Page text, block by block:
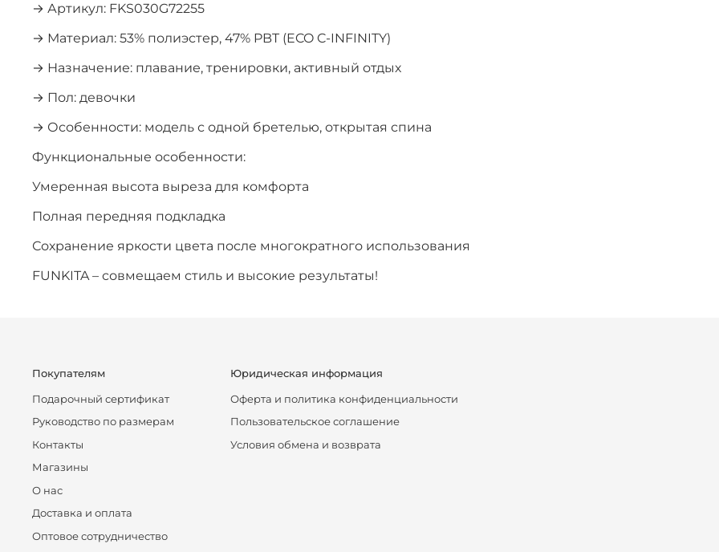
→ Артикул: FKS030G72255
→ Материал: 53% полиэстер, 47% PBT (ECO C-INFINITY)
→ Назначение: плавание, тренировки, активный отдых
→ Пол: девочки
→ Особенности: модель с одной бретелью, открытая спина
Функциональные особенности:
Умеренная высота выреза для комфорта
Полная передняя подкладка
Сохранение яркости цвета после многократного использования
FUNKITA – совмещаем стиль и высокие результаты!
Покупателям
Подарочный сертификат
Руководство по размерам
Контакты
Магазины
О нас
Доставка и оплата
Оптовое сотрудничество
Юридическая информация
Оферта и политика конфиденциальности
Пользовательское соглашение
Условия обмена и возврата